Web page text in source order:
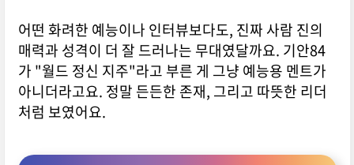
어떤 화려한 예능이나 인터뷰보다도, 진짜 사람 진의
매력과 성격이 더 잘 드러나는 무대였달까요. 기안84
가 "월드 정신 지주"라고 부른 게 그냥 예능용 멘트가
아니더라고요. 정말 든든한 존재, 그리고 따뜻한 리더
처럼 보였어요.